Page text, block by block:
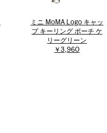
ミニ MoMA Logo キャッ
プ キーリング ポーチ ケ
リーグリーン
￥3,960